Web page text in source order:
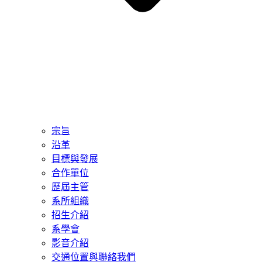
宗旨
沿革
目標與發展
合作單位
歷屆主管
系所組織
招生介紹
系學會
影音介紹
交通位置與聯絡我們